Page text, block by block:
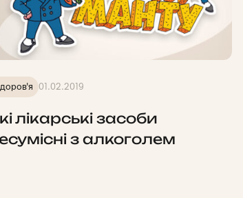
01.02.2019
лікарські засоби
з алкоголем